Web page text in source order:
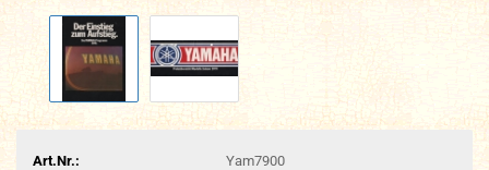
Art.Nr.:
Yam7900